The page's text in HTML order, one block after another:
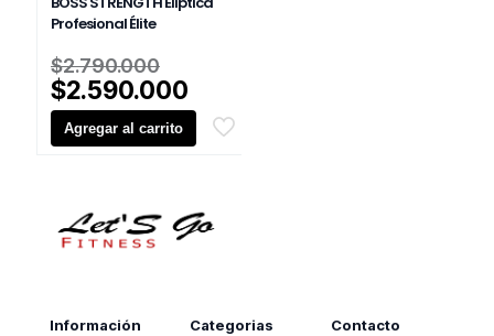
Profesional Élite
$2.790.000
precio
original
era:
$2.590.000
precio
actual
Agregar al carrito
Información Categorias
Contacto